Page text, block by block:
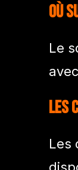
Où
Le
Les
Les